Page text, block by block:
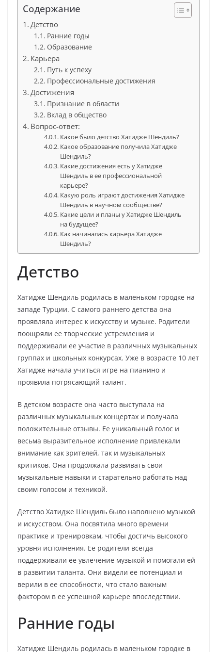
Содержание
Детство
Ранние годы
Образование
Карьера
Путь к успеху
Профессиональные достижения
Достижения
Признание в области
Вклад в общество
Вопрос-ответ:
Какое было детство Хатидже Шендиль?
Какое образование получила Хатидже
Шендиль?
Какие достижения есть у Хатидже
Шендиль в ее профессиональной
карьере?
Какую роль играют достижения Хатидже
Шендиль в научном сообществе?
Какие цели и планы у Хатидже Шендиль
на будущее?
Как начиналась карьера Хатидже
Шендиль?
Детство
Хатидже Шендиль родилась в маленьком городке на
западе Турции. С самого раннего детства она
проявляла интерес к искусству и музыке. Родители
поощряли ее творческие устремления и
поддерживали ее участие в различных музыкальных
группах и школьных конкурсах. Уже в возрасте 10 лет
Хатидже начала учиться игре на пианино и
проявила потрясающий талант.
В детском возрасте она часто выступала на
различных музыкальных концертах и получала
положительные отзывы. Ее уникальный голос и
весьма выразительное исполнение привлекали
внимание как зрителей, так и музыкальных
критиков. Она продолжала развивать свои
музыкальные навыки и старательно работать над
своим голосом и техникой.
Детство Хатидже Шендиль было наполнено музыкой
и искусством. Она посвятила много времени
практике и тренировкам, чтобы достичь высокого
уровня исполнения. Ее родители всегда
поддерживали ее увлечение музыкой и помогали ей
в развитии таланта. Они видели ее потенциал и
верили в ее способности, что стало важным
фактором в ее успешной карьере впоследствии.
Ранние годы
Хатидже Шендиль родилась в маленьком городке в